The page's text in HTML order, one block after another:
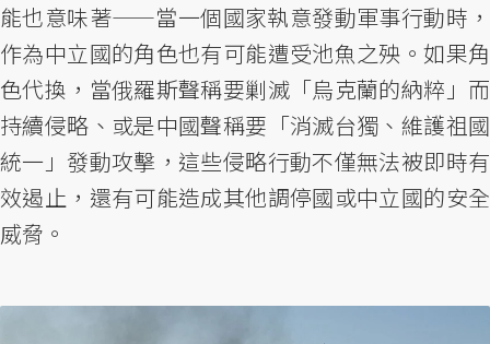
能也意味著——當一個國家執意發動軍事行動時，
作為中立國的角色也有可能遭受池魚之殃。如果角
色代換，當俄羅斯聲稱要剿滅「烏克蘭的納粹」而
持續侵略、或是中國聲稱要「消滅台獨、維護祖國
統一」發動攻擊，這些侵略行動不僅無法被即時有
效遏止，還有可能造成其他調停國或中立國的安全
威脅。